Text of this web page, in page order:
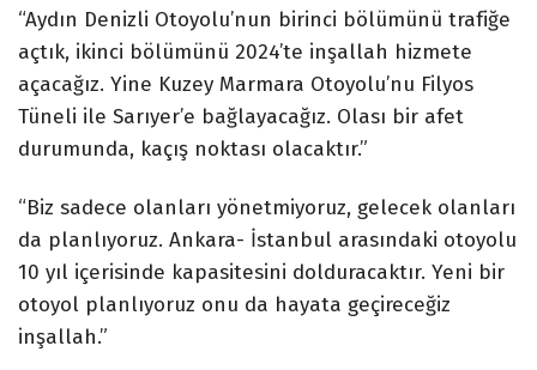
“Aydın Denizli Otoyolu’nun birinci bölümünü trafiğe
açtık, ikinci bölümünü 2024’te inşallah hizmete
açacağız. Yine Kuzey Marmara Otoyolu’nu Filyos
Tüneli ile Sarıyer’e bağlayacağız. Olası bir afet
durumunda, kaçış noktası olacaktır.”
“Biz sadece olanları yönetmiyoruz, gelecek olanları
da planlıyoruz. Ankara- İstanbul arasındaki otoyolu
10 yıl içerisinde kapasitesini dolduracaktır. Yeni bir
otoyol planlıyoruz onu da hayata geçireceğiz
inşallah.”